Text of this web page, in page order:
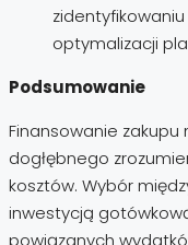
optymalizacji
Podsumowanie
Finansowanie
dogłębnego
kosztów. Wybór
inwestycją
powiązanych